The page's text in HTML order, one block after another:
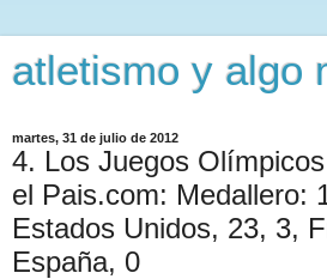
atletismo y algo
martes, 31 de julio de 2012
4. Los Juegos
el Pais.com: Medallero:
Estados Unidos, 23, 3,
España, 0